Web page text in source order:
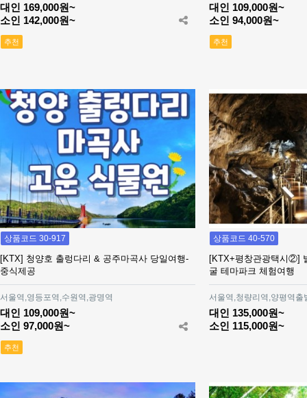
대인 169,000원~
소인 142,000원~
추천
대인 109,000원~
소인 94,000원~
추천
상품코드 30-917
[KTX] 청양호 출렁다리 & 공주마곡사 당일여행-
중식제공
서울역,영등포역,수원역,광명역
대인 109,000원~
소인 97,000원~
추천
상품코드 40-570
[KTX+평창관광택시②]
굴 테마파크 체험여행
서울역,청량리역,양평역출
대인 135,000원~
소인 115,000원~